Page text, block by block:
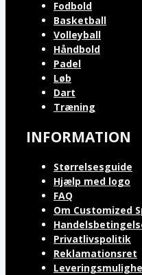
Fodbold
Basketball
Volleyball
Håndbold
Padel
Løb
Dart
Træning
INFORMATION
Størrelsesguide
Hjælp med logo
FAQ
Om Customized
Privatlivspolitik
Reklamationsret